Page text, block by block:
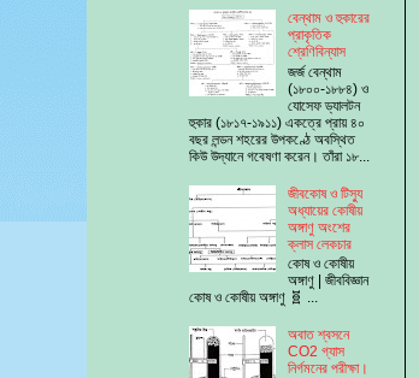
বেন্থাম ও হুকারের
প্রাকৃতিক
শ্রেণিবিন্যাস
জর্জ বেন্থাম
(১৮০০-১৮৮৪) ও
যোসেফ ড্যালটন
হুকার (১৮১৭-১৯১১) একত্রে প্রায় ৪০
বছর লন্ডন শহরের উপকণ্ঠে অবস্থিত
কিউ উদ্যানে গবেষণা করেন। তাঁরা ১৮...
জীবকোষ ও টিস্যু
অধ্যায়ের কোষীয়
অঙ্গাণু অংশের
ক্লাস লেকচার
কোষ ও কোষীয়
অঙ্গাণু | জীববিজ্ঞান
কোষ ও কোষীয় অঙ্গাণু 🧬 ...
অবাত শ্বসনে
CO2 গ্যাস
নির্গমনের পরীক্ষা।